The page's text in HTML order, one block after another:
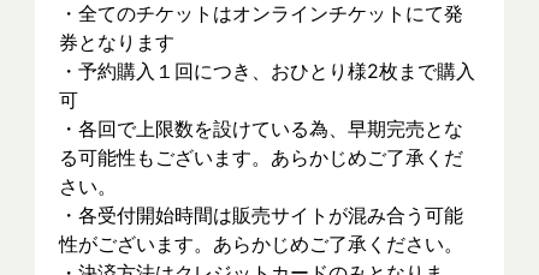
・全てのチケットはオンラインチケットにて発
券となります
・予約購入１回につき、おひとり様2枚まで購入
可
・各回で上限数を設けている為、早期完売とな
る可能性もございます。あらかじめご了承くだ
さい。
・各受付開始時間は販売サイトが混み合う可能
性がございます。あらかじめご了承ください。